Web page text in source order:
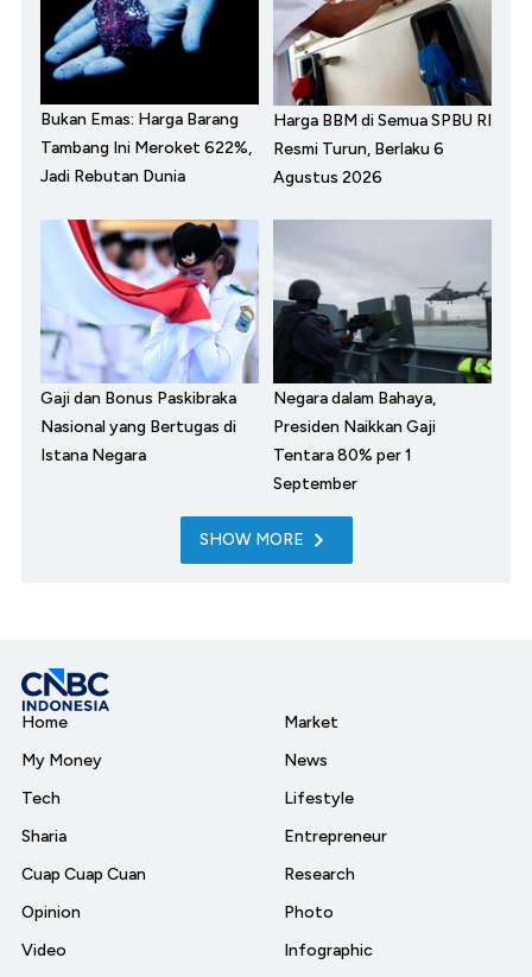
Bukan Emas: Harga Barang
Tambang Ini Meroket 622%,
Jadi Rebutan Dunia
Harga BBM di Semua SPBU RI
Resmi Turun, Berlaku 6
Agustus 2026
Gaji dan Bonus Paskibraka
Nasional yang Bertugas di
Istana Negara
Negara dalam Bahaya,
Presiden Naikkan Gaji
Tentara 80% per 1
September
SHOW MORE
Home
My Money
Tech
Sharia
Cuap Cuap Cuan
Opinion
Video
Market
News
Lifestyle
Entrepreneur
Research
Photo
Infographic